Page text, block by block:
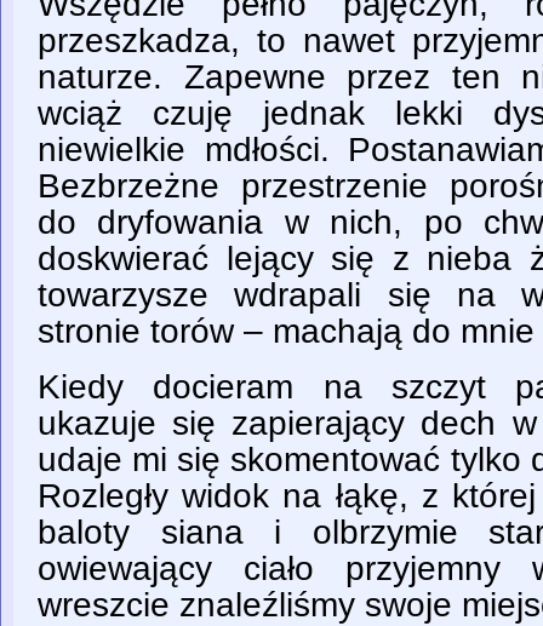
przeszkadza, to nawet
naturze. Zapewne przez ten
wciąż czuję jednak lekki
niewielkie mdłości.
Bezbrzeżne przestrzenie
do dryfowania w nich, po
doskwierać lejący się z nieba
towarzysze wdrapali się na
stronie torów – machają do
Kiedy docieram na szczyt
ukazuje się zapierający dech
udaje mi się skomentować tylko
Rozległy widok na łąkę, z
baloty siana i olbrzymie
owiewający ciało
wreszcie znaleźliśmy swoje